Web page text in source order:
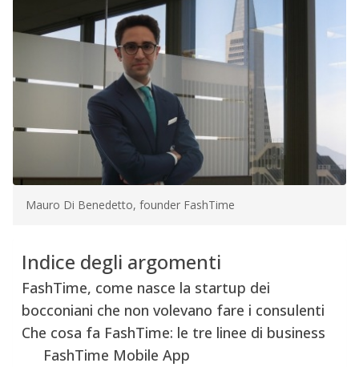
Mauro Di Benedetto, founder FashTime
Indice degli argomenti
FashTime, come nasce la startup dei
bocconiani che non volevano fare i consulenti
Che cosa fa FashTime: le tre linee di business
FashTime Mobile App